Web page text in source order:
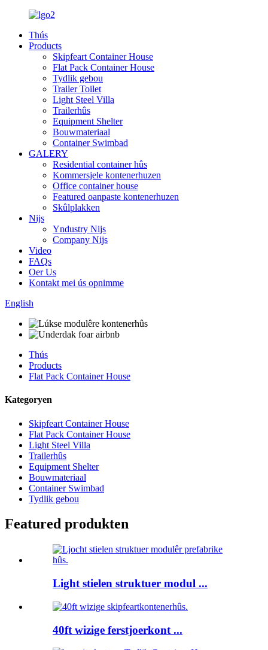
Thús
Products
Skipfeart Container House
Flat Pack Container House
Tydlik gebou
Trailer Toilet
Light Steel Villa
Trailerhûs
Equipment Shelter
Bouwmateriaal
Container Swimbad
GALERY
Residential container hûs
Kommersjele kontenerhuzen
Office container house
Featured oanpaste kontenerhuzen
Skûlplakken
Nijs
Yndustry Nijs
Company Nijs
Video
FAQs
Oer Us
Kontakt mei ús opnimme
English
Thús
Products
Flat Pack Container House
Kategoryen
Skipfeart Container House
Flat Pack Container House
Light Steel Villa
Trailerhûs
Equipment Shelter
Bouwmateriaal
Container Swimbad
Tydlik gebou
Featured produkten
Light stielen struktuer modul ...
40ft wizige ferstjoerkont ...